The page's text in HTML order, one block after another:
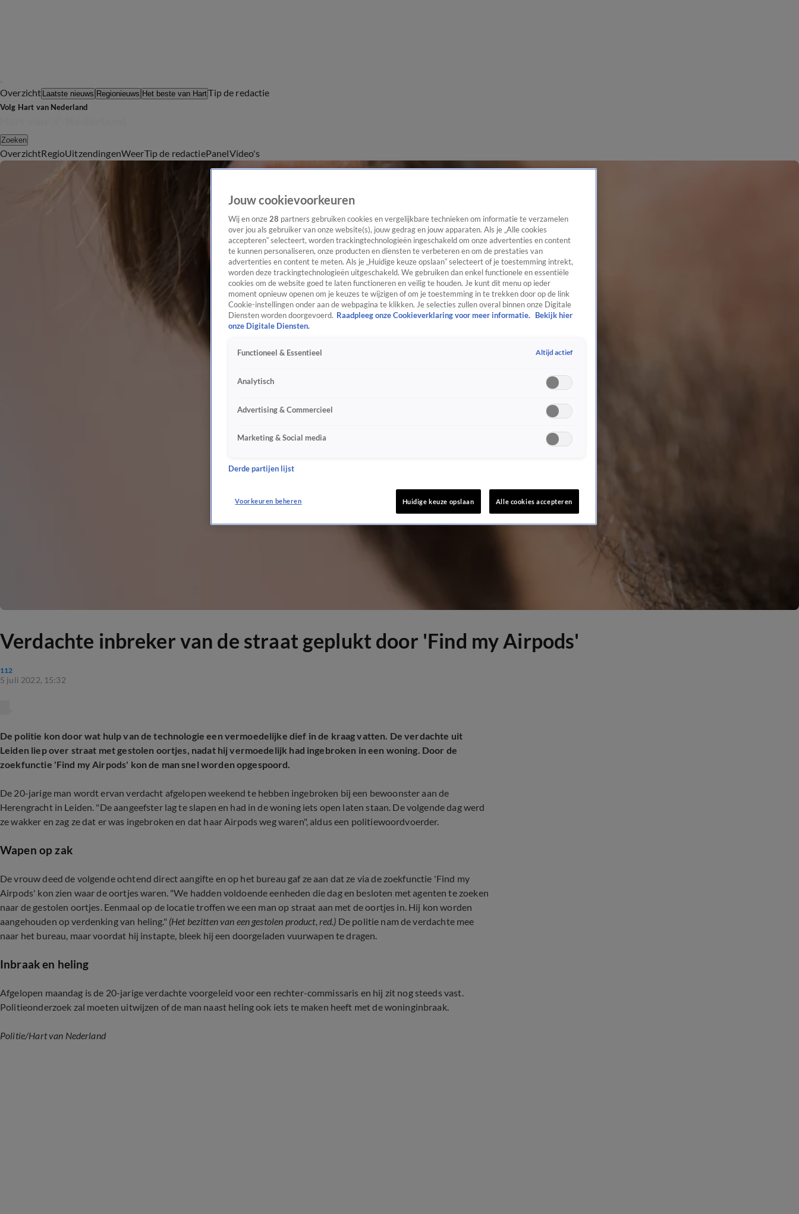
Overzicht Laatste nieuws Regionieuws Het beste van HartTip de redactie
Volg Hart van Nederland
Zoeken
OverzichtRegioUitzendingenWeerTip de redactiePanelVideo's
Verdachte inbreker van de straat geplukt door 'Find my Airpods'
112
5 juli 2022, 15:32
De politie kon door wat hulp van de technologie een vermoedelijke dief in de kraag vatten. De verdachte uit
Leiden liep over straat met gestolen oortjes, nadat hij vermoedelijk had ingebroken in een woning. Door de
zoekfunctie 'Find my Airpods' kon de man snel worden opgespoord.
De 20-jarige man wordt ervan verdacht afgelopen weekend te hebben ingebroken bij een bewoonster aan de
Herengracht in Leiden. "De aangeefster lag te slapen en had in de woning iets open laten staan. De volgende dag werd
ze wakker en zag ze dat er was ingebroken en dat haar Airpods weg waren", aldus een politiewoordvoerder.
Wapen op zak
De vrouw deed de volgende ochtend direct aangifte en op het bureau gaf ze aan dat ze via de zoekfunctie 'Find my
Airpods' kon zien waar de oortjes waren. "We hadden voldoende eenheden die dag en besloten met agenten te zoeken
naar de gestolen oortjes. Eenmaal op de locatie troffen we een man op straat aan met de oortjes in. Hij kon worden
aangehouden op verdenking van heling." (Het bezitten van een gestolen product, red.) De politie nam de verdachte mee
naar het bureau, maar voordat hij instapte, bleek hij een doorgeladen vuurwapen te dragen.
Inbraak en heling
Afgelopen maandag is de 20-jarige verdachte voorgeleid voor een rechter-commissaris en hij zit nog steeds vast.
Politieonderzoek zal moeten uitwijzen of de man naast heling ook iets te maken heeft met de woninginbraak.
Politie/Hart van Nederland
Jouw cookievoorkeuren
Wij en onze 28 partners gebruiken cookies en vergelijkbare technieken om informatie te verzamelen
over jou als gebruiker van onze website(s), jouw gedrag en jouw apparaten. Als je „Alle cookies
accepteren” selecteert, worden trackingtechnologieën ingeschakeld om onze advertenties en content
te kunnen personaliseren, onze producten en diensten te verbeteren en om de prestaties van
advertenties en content te meten. Als je „Huidige keuze opslaan” selecteert of je toestemming intrekt,
worden deze trackingtechnologieën uitgeschakeld. We gebruiken dan enkel functionele en essentiële
cookies om de website goed te laten functioneren en veilig te houden. Je kunt dit menu op ieder
moment opnieuw openen om je keuzes te wijzigen of om je toestemming in te trekken door op de link
Cookie-instellingen onder aan de webpagina te klikken. Je selecties zullen overal binnen onze Digitale
Diensten worden doorgevoerd. Raadpleeg onze Cookieverklaring voor meer informatie.
Bekijk hier
onze Digitale Diensten.
Functioneel & Essentieel Altijd actief
Analytisch
Advertising & Commercieel
Marketing & Social media
Derde partijen lijst
Voorkeuren beheren Huidige keuze opslaan Alle cookies accepteren